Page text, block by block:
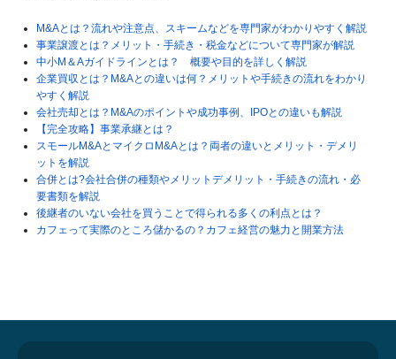
M&Aとは？流れや注意点、スキームなどを専門家がわかりやすく解説
事業譲渡とは？メリット・手続き・税金などについて専門家が解説
中小M＆Aガイドラインとは？ 概要や目的を詳しく解説
企業買収とは？M&Aとの違いは何？メリットや手続きの流れをわかり
やすく解説
会社売却とは？M&Aのポイントや成功事例、IPOとの違いも解説
【完全攻略】事業承継とは？
スモールM&AとマイクロM&Aとは？両者の違いとメリット・デメリ
ットを解説
合併とは?会社合併の種類やメリットデメリット・手続きの流れ・必
要書類を解説
後継者のいない会社を買うことで得られる多くの利点とは？
カフェって実際のところ儲かるの？カフェ経営の魅力と開業方法